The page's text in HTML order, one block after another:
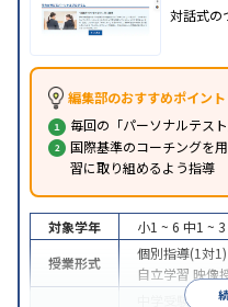
対話式の
編集部のおすすめポイント
毎回の「パーソナルテス
国際基準のコーチングを
習に取り組めるよう指導
対象学年 小1 ~ 6 中1 ~ 3
授業形式
個別指導(1対1)
自立学習 映像
中学受験 高校